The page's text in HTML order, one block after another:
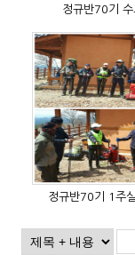
정규반70기 수
정규반70기 1주